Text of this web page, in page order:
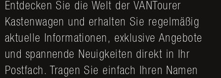
Entdecken Sie die Welt der VANTourer
Kastenwagen und erhalten Sie regelmäßig
aktuelle Informationen, exklusive Angebote
und spannende Neuigkeiten direkt in Ihr
Postfach. Tragen Sie einfach Ihren Namen